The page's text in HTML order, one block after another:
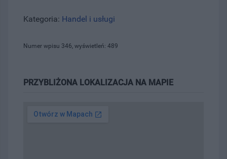
Kategoria: Handel i usługi
Numer wpisu 346, wyświetleń: 489
PRZYBLIŻONA LOKALIZACJA NA MAPIE